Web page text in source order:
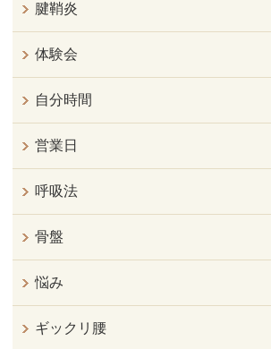
腱鞘炎
体験会
自分時間
営業日
呼吸法
骨盤
悩み
ギックリ腰